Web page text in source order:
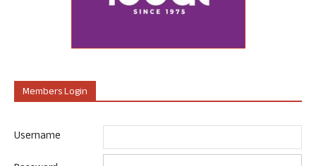
Members Login
Username